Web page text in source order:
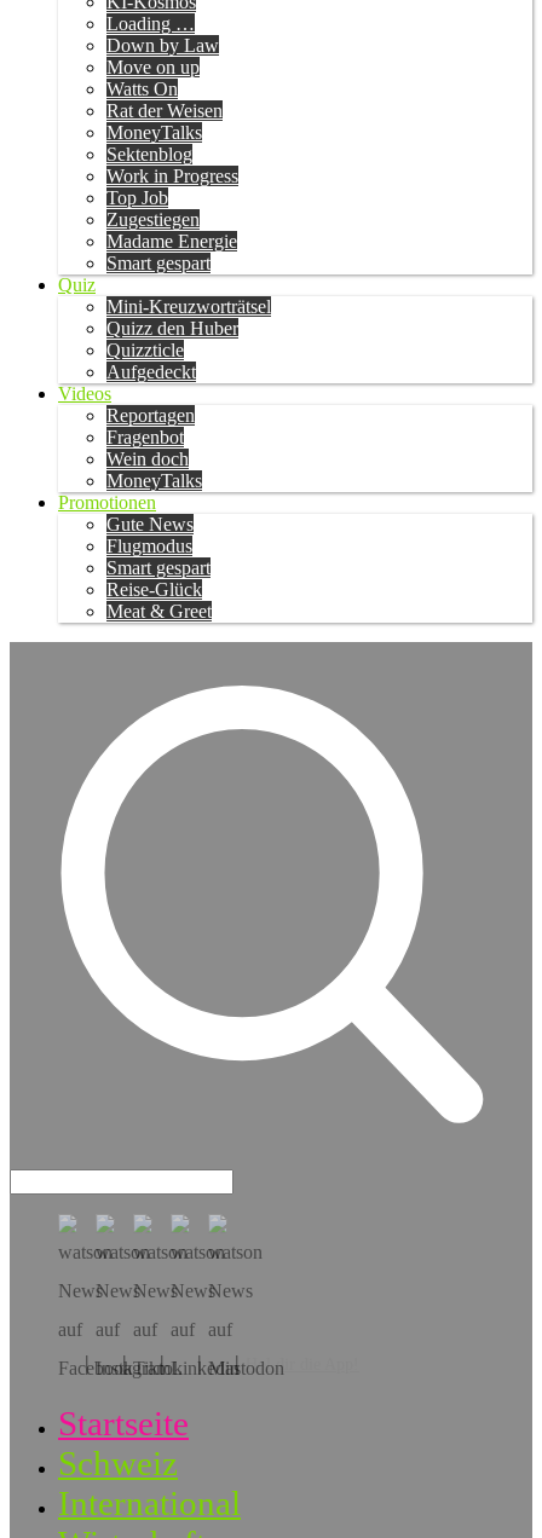
Loading …
Down by Law
Move on up
Watts On
Rat der Weisen
MoneyTalks
Sektenblog
Work in Progress
Top Job
Zugestiegen
Madame Energie
Smart gespart
Quiz
Mini-Kreuzworträtsel
Quizz den Huber
Quizzticle
Aufgedeckt
Videos
Reportagen
Fragenbot
Wein doch
MoneyTalks
Promotionen
Gute News
Flugmodus
Smart gespart
Reise-Glück
Meat & Greet
Hol dir die App!
Startseite
Schweiz
International